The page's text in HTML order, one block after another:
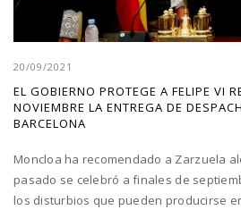
20/09/2021
EL GOBIERNO PROTEGE A FELIPE VI
NOVIEMBRE LA ENTREGA DE
BARCELONA
Moncloa ha recomendado a Zarzuela
pasado se celebró a finales de
los disturbios que pueden producirse